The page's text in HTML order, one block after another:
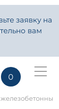
заявку на
вам
0